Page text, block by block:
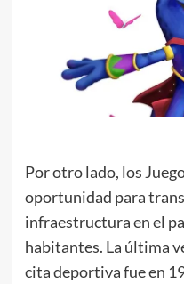
Por otro lado, los
oportunidad para
infraestructura en el
habitantes. La última
cita deportiva fue en